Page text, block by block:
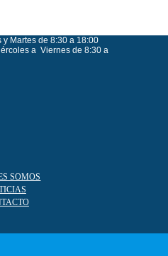
y Martes de 8:30 a 18:00
de 8:30 a
SOMOS